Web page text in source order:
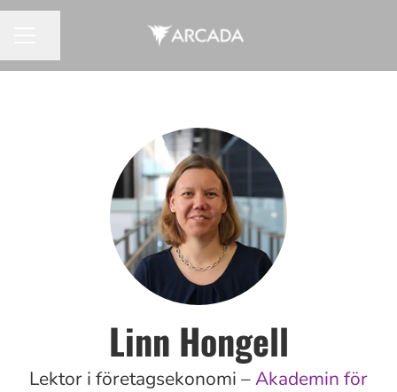
Linn Hongell
Lektor i företagsekonomi –Akademin för